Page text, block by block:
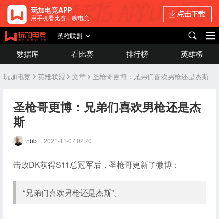
玩加电竞APP
用手机看比赛，聊电竞
英雄联盟
数据库 看比赛 排行榜 英雄榜
玩加电竞 英雄联盟 文章 圣枪哥更博：兄弟们喜欢男枪还是杰斯
圣枪哥更博：兄弟们喜欢男枪还是杰
斯
nbb 2021-11-07 02:20
击败DK获得S11总冠军后，圣枪哥更新了微博：
“兄弟们喜欢男枪还是杰斯”。